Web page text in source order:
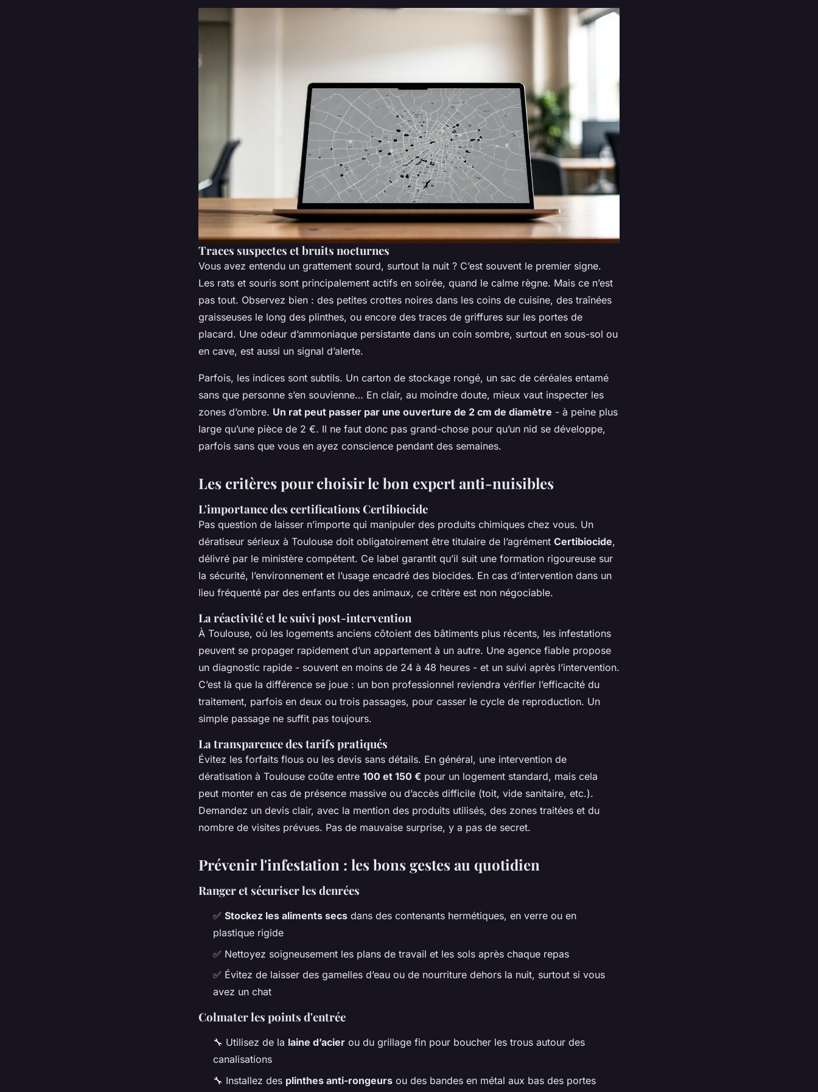
Traces suspectes et bruits nocturnes
Vous avez entendu un grattement sourd, surtout la nuit ? C’est souvent le premier signe.
Les rats et souris sont principalement actifs en soirée, quand le calme règne. Mais ce n’est
pas tout. Observez bien : des petites crottes noires dans les coins de cuisine, des traînées
graisseuses le long des plinthes, ou encore des traces de griffures sur les portes de
placard. Une odeur d’ammoniaque persistante dans un coin sombre, surtout en sous-sol ou
en cave, est aussi un signal d’alerte.
Parfois, les indices sont subtils. Un carton de stockage rongé, un sac de céréales entamé
sans que personne s’en souvienne… En clair, au moindre doute, mieux vaut inspecter les
zones d’ombre. Un rat peut passer par une ouverture de 2 cm de diamètre - à peine plus
large qu’une pièce de 2 €. Il ne faut donc pas grand-chose pour qu’un nid se développe,
parfois sans que vous en ayez conscience pendant des semaines.
Les critères pour choisir le bon expert anti-nuisibles
L'importance des certifications Certibiocide
Pas question de laisser n’importe qui manipuler des produits chimiques chez vous. Un
dératiseur sérieux à Toulouse doit obligatoirement être titulaire de l’agrément Certibiocide,
délivré par le ministère compétent. Ce label garantit qu’il suit une formation rigoureuse sur
la sécurité, l’environnement et l’usage encadré des biocides. En cas d’intervention dans un
lieu fréquenté par des enfants ou des animaux, ce critère est non négociable.
La réactivité et le suivi post-intervention
À Toulouse, où les logements anciens côtoient des bâtiments plus récents, les infestations
peuvent se propager rapidement d’un appartement à un autre. Une agence fiable propose
un diagnostic rapide - souvent en moins de 24 à 48 heures - et un suivi après l’intervention.
C’est là que la différence se joue : un bon professionnel reviendra vérifier l’efficacité du
traitement, parfois en deux ou trois passages, pour casser le cycle de reproduction. Un
simple passage ne suffit pas toujours.
La transparence des tarifs pratiqués
Évitez les forfaits flous ou les devis sans détails. En général, une intervention de
dératisation à Toulouse coûte entre 100 et 150 € pour un logement standard, mais cela
peut monter en cas de présence massive ou d’accès difficile (toit, vide sanitaire, etc.).
Demandez un devis clair, avec la mention des produits utilisés, des zones traitées et du
nombre de visites prévues. Pas de mauvaise surprise, y a pas de secret.
Prévenir l'infestation : les bons gestes au quotidien
Ranger et sécuriser les denrées
✅ Stockez les aliments secs dans des contenants hermétiques, en verre ou en
plastique rigide
✅ Nettoyez soigneusement les plans de travail et les sols après chaque repas
✅ Évitez de laisser des gamelles d’eau ou de nourriture dehors la nuit, surtout si vous
avez un chat
Colmater les points d'entrée
🔧 Utilisez de la laine d’acier ou du grillage fin pour boucher les trous autour des
canalisations
🔧 Installez des plinthes anti-rongeurs ou des bandes en métal aux bas des portes